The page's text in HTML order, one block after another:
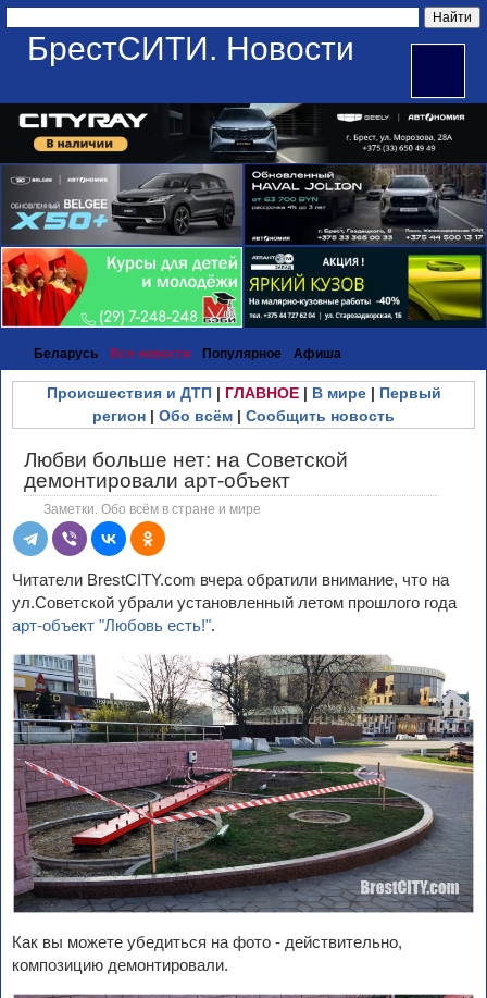
БрестСИТИ. Новости
Беларусь Все новости Популярное Афиша
Происшествия и ДТП| ГЛАВНОЕ| В мире| Первый
регион | Обо всём | Сообщить новость
Любви больше нет: на Советской
демонтировали арт-объект
Заметки. Обо всём в стране и мире
Читатели BrestCITY.com вчера обратили внимание, что на
ул.Советской убрали установленный летом прошлого года
арт-объект "Любовь есть!".
Как вы можете убедиться на фото - действительно,
композицию демонтировали.